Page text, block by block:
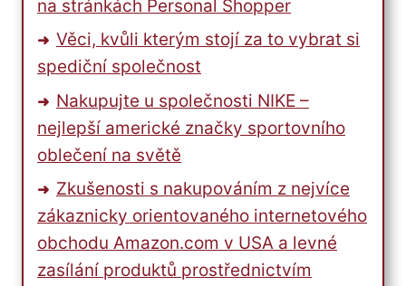
na stránkách Personal Shopper
Věci, kvůli kterým stojí za to vybrat si
spediční společnost
Nakupujte u společnosti NIKE –
nejlepší americké značky sportovního
oblečení na světě
Zkušenosti s nakupováním z nejvíce
zákaznicky orientovaného internetového
obchodu Amazon.com v USA a levné
zasílání produktů prostřednictvím